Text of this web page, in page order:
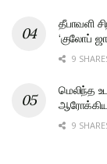
தீபாவளி
‘குலோப்
9
மெலிந்த
9